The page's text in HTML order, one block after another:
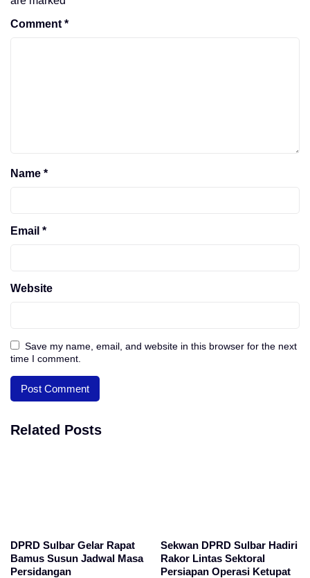
Comment *
Name *
Email *
Website
Save my name, email, and website in this browser for the next
time I comment.
Related Posts
DPRD Sulbar Gelar Rapat
Bamus Susun Jadwal Masa
Persidangan
Sekwan DPRD Sulbar Hadiri
Rakor Lintas Sektoral
Persiapan Operasi Ketupat